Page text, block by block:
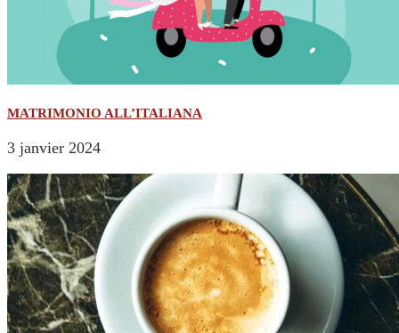
MATRIMONIO ALL’ITALIANA
3 janvier 2024